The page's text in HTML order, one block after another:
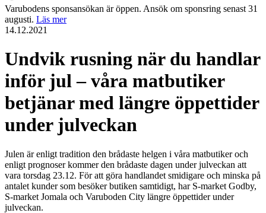
Varubodens sponsansökan är öppen. Ansök om sponsring senast 31
augusti. Läs mer
14.12.2021
Undvik rusning när du handlar
inför jul – våra matbutiker
betjänar med längre öppettider
under julveckan
Julen är enligt tradition den brådaste helgen i våra matbutiker och
enligt prognoser kommer den brådaste dagen under julveckan att
vara torsdag 23.12. För att göra handlandet smidigare och minska på
antalet kunder som besöker butiken samtidigt, har S-market Godby,
S-market Jomala och Varuboden City längre öppettider under
julveckan.